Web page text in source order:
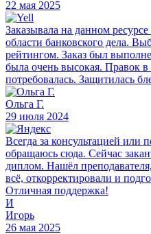
22 мая 2025
Заказывала на данном
области банковского дела.
рейтингом. Заказ был
была очень высокая. Правок в
потребовалась. Защитилась
Ольга Г.
29 июля 2024
Всегда за консультацией или
обращаюсь сюда. Сейчас
диплом. Нашёл
всё, откорректировали и
Отличная поддержка!
И
Игорь
26 мая 2025